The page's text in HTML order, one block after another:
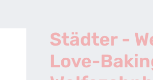
Städter -
Love-